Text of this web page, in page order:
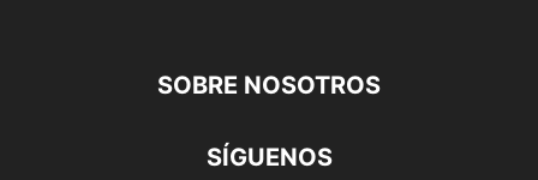
SOBRE NOSOTROS
SÍGUENOS